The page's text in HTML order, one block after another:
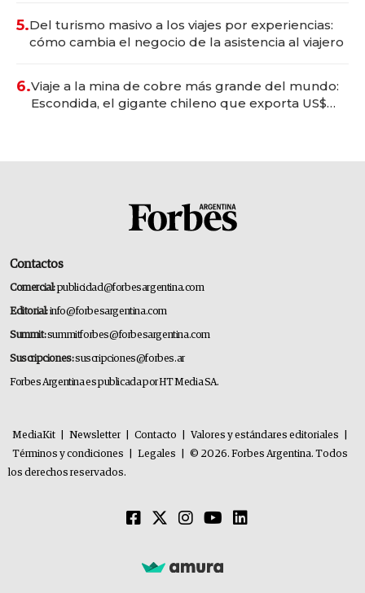
5.Del turismo masivo a los viajes por experiencias:
cómo cambia el negocio de la asistencia al viajero
6.Viaje a la mina de cobre más grande del mundo:
Escondida, el gigante chileno que exporta US$
Contactos
Comercial:publicidad@forbesargentina.com
Editorial:info@forbesargentina.com
Summit:summitforbes@forbesargentina.com
Suscripciones:suscripciones@forbes.ar
Forbes Argentina es publicada por HT Media SA.
MediaKit Newsletter Contacto Valores y estándares editoriales
Términos y condiciones
Legales
© 2026. Forbes Argentina. Todos
los derechos reservados.